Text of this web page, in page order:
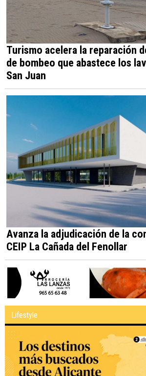
Turismo acelera la reparación
de bombeo que abastece los
San Juan
Avanza la adjudicación de la
CEIP La Cañada del Fenollar
Lifestyle